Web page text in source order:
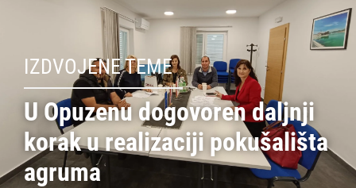
IZDVOJENE TEME
U Opuzenu dogovoren daljnji
korak u realizaciji pokušališta
agruma